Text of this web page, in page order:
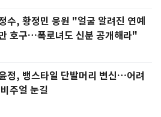
수, 황정민 응원 "얼굴 알려진 연예
호구…폭로녀도 신분 공개해라"
정, 뱅스타일 단발머리 변신…어려
주얼 눈길